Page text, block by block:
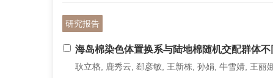
研究报告
海岛棉染色体置换系与陆地棉随机交配群体
耿立格, 鹿秀云, 郄彦敏, 王新栋, 孙娟, 牛雪婧, 王丽